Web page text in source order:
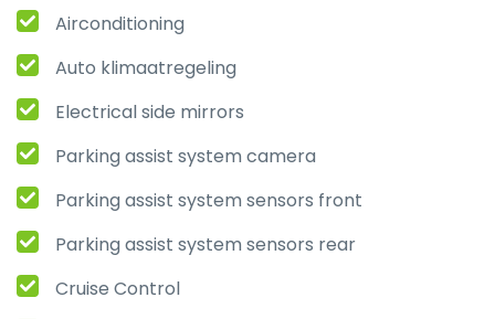
Airconditioning
Auto klimaatregeling
Electrical side mirrors
Parking assist system camera
Parking assist system sensors front
Parking assist system sensors rear
Cruise Control